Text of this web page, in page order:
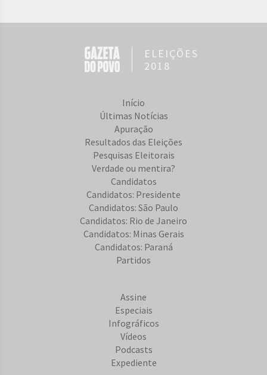
ELEIÇÕES
2018
Início
Últimas Notícias
Apuração
Resultados das Eleições
Pesquisas Eleitorais
Verdade ou mentira?
Candidatos
Candidatos: Presidente
Candidatos: São Paulo
Candidatos: Rio de Janeiro
Candidatos: Minas Gerais
Candidatos: Paraná
Partidos
Assine
Especiais
Infográficos
Vídeos
Podcasts
Expediente